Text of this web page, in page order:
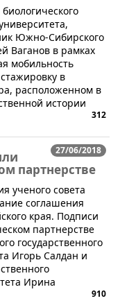
Южно-Сибирского
Ваганов в рамках
мобильность
в
расположенном в
истории
312
27/06/2018
партнерстве
ученого совета
соглашения
края. Подписи
партнерстве
государственного
Игорь Салдан и
Ирина
910